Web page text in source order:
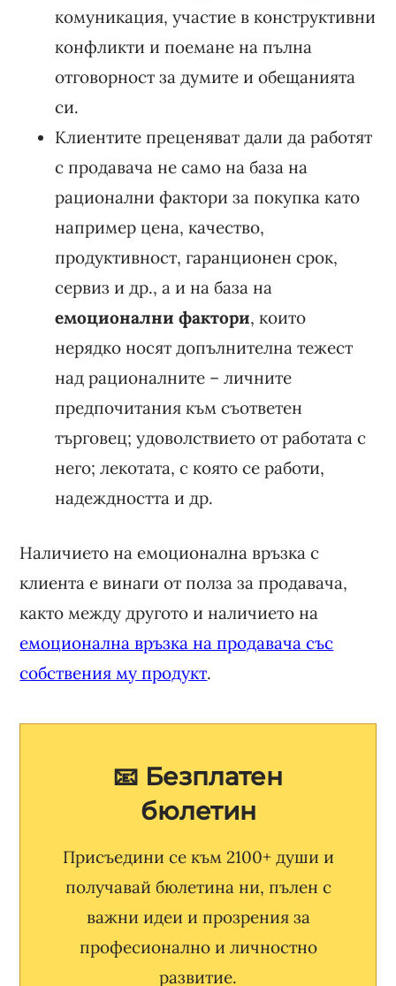
комуникация, участие в конструктивни
конфликти и поемане на пълна
отговорност за думите и обещанията
си.
Клиентите преценяват дали да работят
с продавача не само на база на
рационални фактори за покупка като
например цена, качество,
продуктивност, гаранционен срок,
сервиз и др., а и на база на
емоционални фактори, които
нерядко носят допълнителна тежест
над рационалните – личните
предпочитания към съответен
търговец; удоволствието от работата с
него; лекотата, с която се работи,
надеждността и др.
Наличието на емоционална връзка с
клиента е винаги от полза за продавача,
както между другото и наличието на
емоционална връзка на продавача със
собствения му продукт.
📧 Безплатен
бюлетин
Присъедини се към 2100+ души и
получавай бюлетина ни, пълен с
важни идеи и прозрения за
професионално и личностно
развитие.